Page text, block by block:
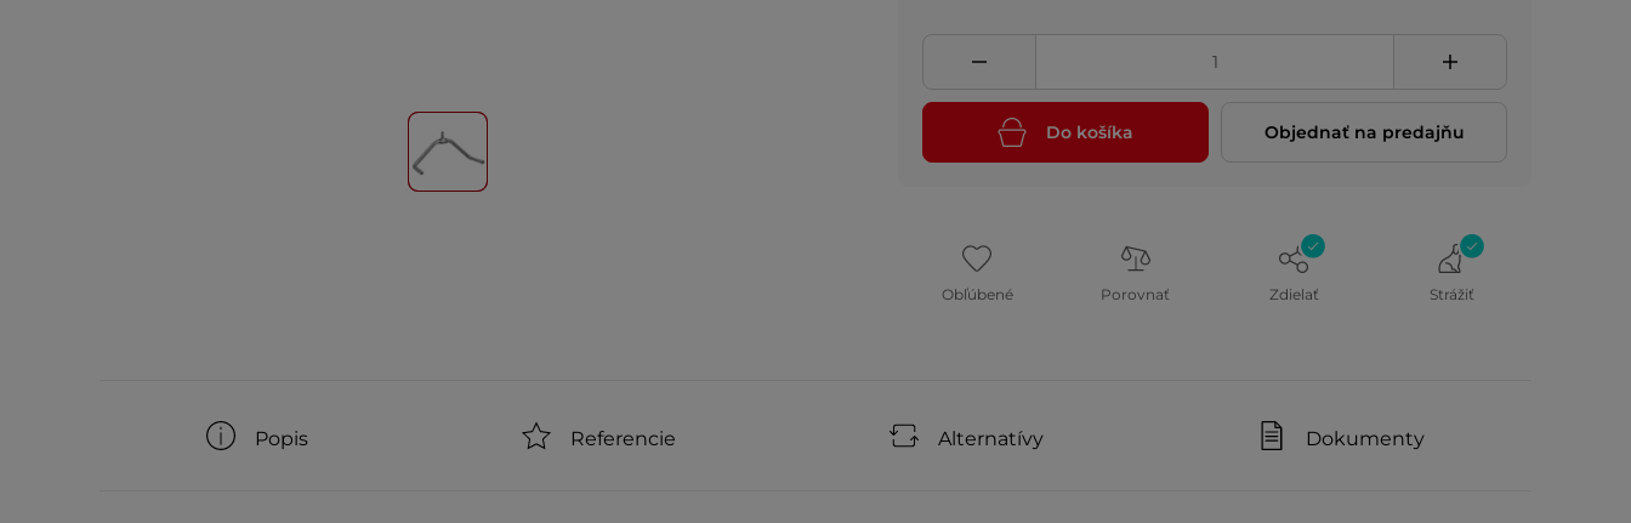
Do košíka Objednať na predajňu
Obľúbené Porovnať Zdielať Strážiť
Popis Referencie Alternatívy Dokumenty